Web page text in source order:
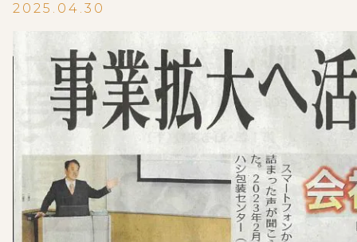
2025.04.30